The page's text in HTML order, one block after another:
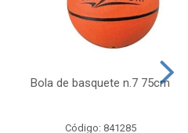
Bola de basquete n.7 75cm
Código: 841285